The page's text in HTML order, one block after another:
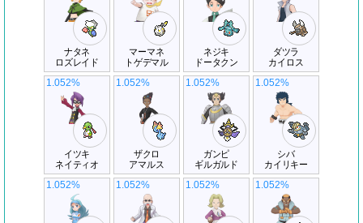
ナタネ
ロズレイド
マーマネ
トゲデマル
ネジキ
ドータクン
ダツラ
カイロス
イツキ
ネイティオ
1.052%
ザクロ
アマルス
1.052%
ガンピ
ギルガルド
1.052%
シバ
カイリキー
1.052%
1.052% 1.052% 1.052% 1.052%